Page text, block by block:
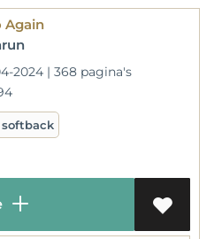
Again
2024 | 368 pagina's
softback